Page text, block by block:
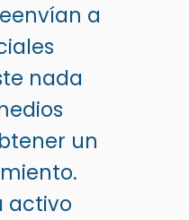
a
nada
un
activo